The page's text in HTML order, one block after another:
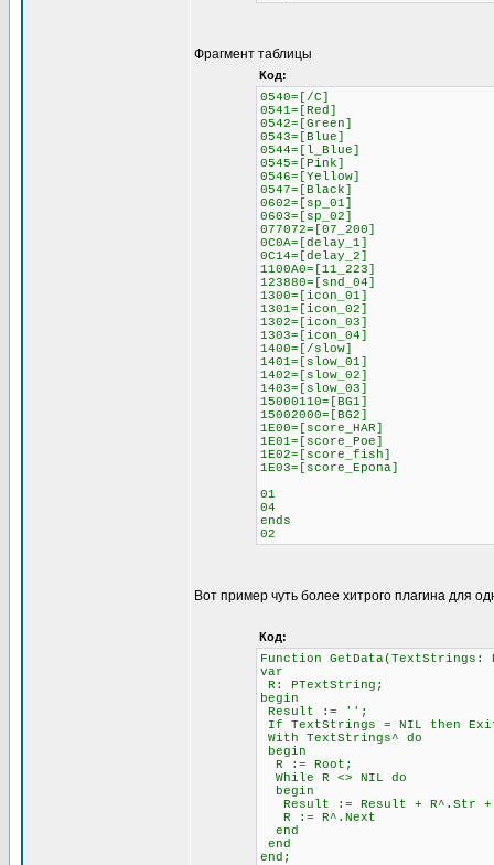
Фрагмент таблицы
Код:
0540=[/C]
0541=[Red]
0542=[Green]
0543=[Blue]
0544=[l_Blue]
0545=[Pink]
0546=[Yellow]
0547=[Black]
0602=[sp_01]
0603=[sp_02]
077072=[07_200]
0C0A=[delay_1]
0C14=[delay_2]
1100A0=[11_223]
123880=[snd_04]
1300=[icon_01]
1301=[icon_02]
1302=[icon_03]
1303=[icon_04]
1400=[/slow]
1401=[slow_01]
1402=[slow_02]
1403=[slow_03]
15000110=[BG1]
15002000=[BG2]
1E00=[score_HAR]
1E01=[score_Poe]
1E02=[score_fish]
1E03=[score_Epona]
01
04
ends
02
Вот пример чуть более хитрого плагина для
Код:
Function
var
R: PTextString;
begin
Result := '';
If TextStrings = NIL then
With TextStrings^ do
begin
R := Root;
While R <> NIL do
begin
Result := Result + R^.Str +
R := R^.Next
end
end
end;